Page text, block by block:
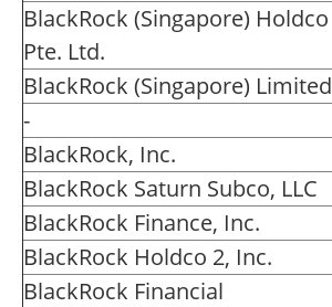
BlackRock (Singapore) Holdco
Pte. Ltd.
BlackRock (Singapore) Limited
-
BlackRock, Inc.
BlackRock Saturn Subco, LLC
BlackRock Finance, Inc.
BlackRock Holdco 2, Inc.
BlackRock Financial